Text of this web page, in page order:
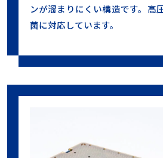
ンが溜まりにくい構造です。高
菌に対応しています。